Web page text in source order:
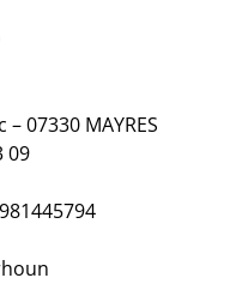
07330 MAYRES
09